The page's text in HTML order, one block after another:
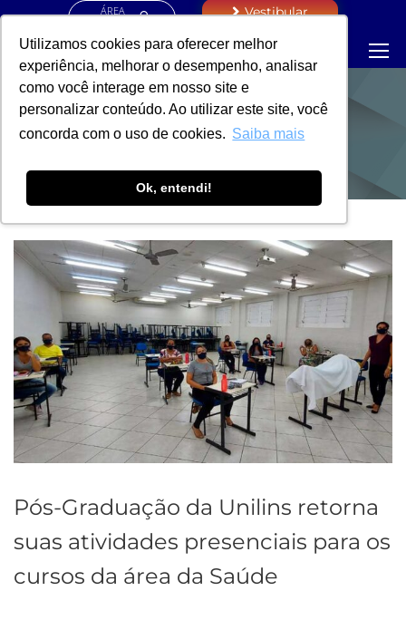
Utilizamos cookies para oferecer melhor
experiência, melhorar o desempenho, analisar
como você interage em nosso site e
personalizar conteúdo. Ao utilizar este site, você
concorda com o uso de cookies. Saiba mais
Ok, entendi!
ÁREA
Vestibular
NOTÍCIAS
Pós-Graduação da Unilins retorna
suas atividades presenciais para os
cursos da área da Saúde